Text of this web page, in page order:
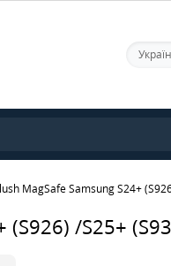
MagSafe Samsung S24+
(S926) /S25+